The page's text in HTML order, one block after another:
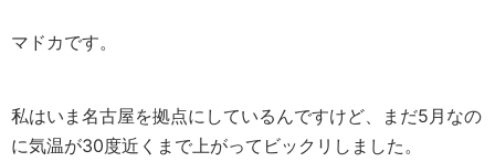
マドカです。
私はいま名古屋を拠点にしているんですけど、まだ5月なの
に気温が30度近くまで上がってビックリしました。